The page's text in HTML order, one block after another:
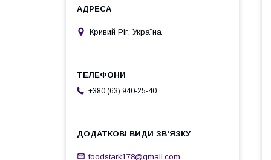
Кривий Ріг, Україна
+380 (63) 940-25-40
foodstark178@gmail.com